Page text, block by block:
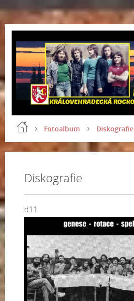
Fotoalbum Diskografie
Diskografie
d11